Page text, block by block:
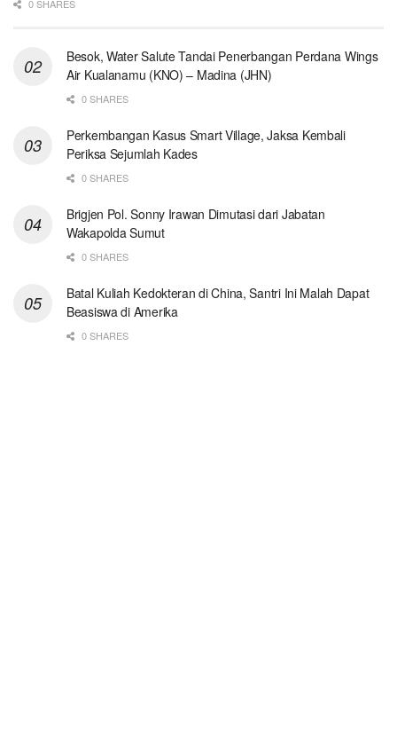
0 SHARES
Besok, Water Salute Tandai Penerbangan Perdana Wings
Air Kualanamu (KNO) – Madina (JHN)
0 SHARES
Perkembangan Kasus Smart Village, Jaksa Kembali
Periksa Sejumlah Kades
0 SHARES
Brigjen Pol. Sonny Irawan Dimutasi dari Jabatan
Wakapolda Sumut
0 SHARES
Batal Kuliah Kedokteran di China, Santri Ini Malah Dapat
Beasiswa di Amerika
0 SHARES